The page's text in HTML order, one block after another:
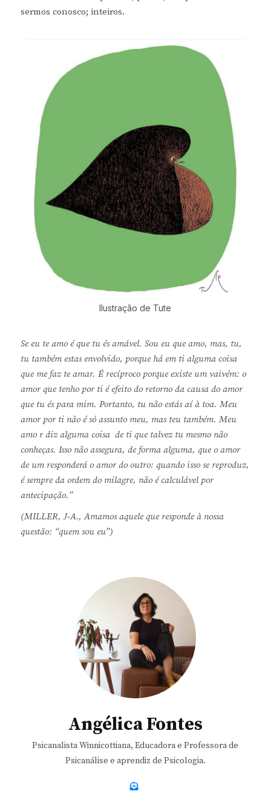
sermos conosco; inteiros.
Ilustração de Tute
Se eu te amo é que tu és amável. Sou eu que amo, mas, tu,
tu também estas envolvido, porque há em ti alguma coisa
que me faz te amar. É recíproco porque existe um vaivém: o
amor que tenho por ti é efeito do retorno da causa do amor
que tu és para mim. Portanto, tu não estás aí à toa. Meu
amor por ti não é só assunto meu, mas teu também. Meu
amo r diz alguma coisa de ti que talvez tu mesmo não
conheças. Isso não assegura, de forma alguma, que o amor
de um responderá o amor do outro: quando isso se reproduz,
é sempre da ordem do milagre, não é calculável por
antecipação.”
(MILLER, J-A., Amamos aquele que responde à nossa
questão: “quem sou eu”)
Angélica Fontes
Psicanalista Winnicottiana, Educadora e Professora de
Psicanálise e aprendiz de Psicologia.